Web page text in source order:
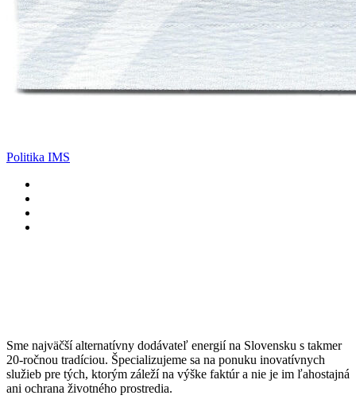
Politika IMS
Sme najväčší alternatívny dodávateľ energií na Slovensku s takmer
20-ročnou tradíciou. Špecializujeme sa na ponuku inovatívnych
služieb pre tých, ktorým záleží na výške faktúr a nie je im ľahostajná
ani ochrana životného prostredia.